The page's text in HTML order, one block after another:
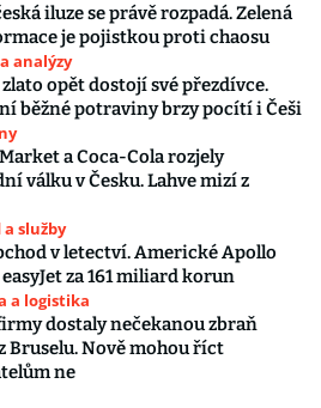
iluze se právě rozpadá. Zelená
je pojistkou proti chaosu
analýzy
opět dostojí své přezdívce.
běžné potraviny brzy pocítí i Češi
a Coca-Cola rozjely
válku v Česku. Lahve mizí z
služby
v letectví. Americké Apollo
za 161 miliard korun
a logistika
dostaly nečekanou zbraň
Bruselu. Nově mohou říct
ne